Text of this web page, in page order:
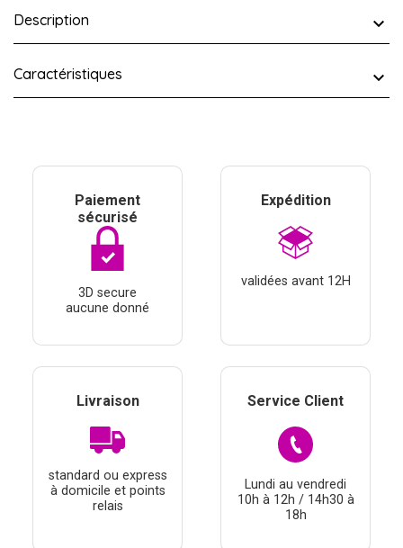
Description
Caractéristiques
Paiement
sécurisé
3D secure
aucune donné
Expédition
validées avant 12H
Livraison
standard ou express
à domicile et points
relais
Service Client
Lundi au vendredi
10h à 12h / 14h30 à
18h